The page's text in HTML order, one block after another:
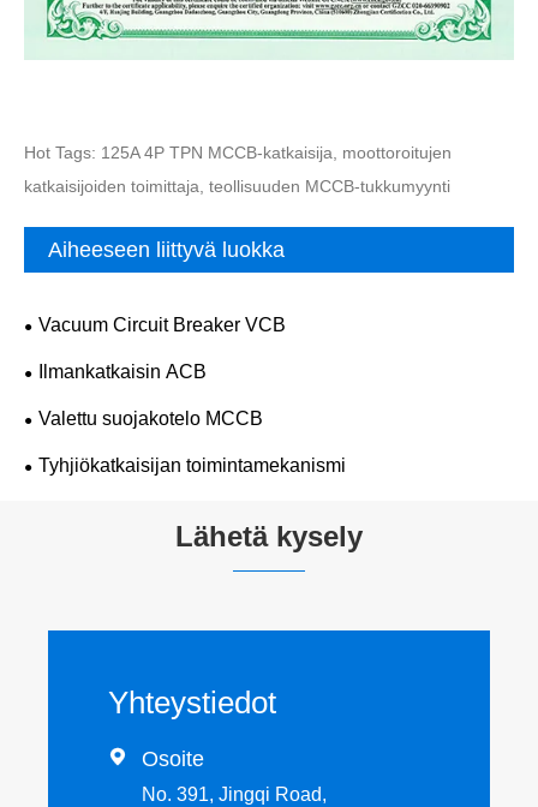
Hot Tags: 125A 4P TPN MCCB-katkaisija, moottoroitujen
katkaisijoiden toimittaja, teollisuuden MCCB-tukkumyynti
Aiheeseen liittyvä luokka
Vacuum Circuit Breaker VCB
Ilmankatkaisin ACB
Valettu suojakotelo MCCB
Tyhjiökatkaisijan toimintamekanismi
Lähetä kysely
Yhteystiedot
 Osoite
No. 391, Jingqi Road,